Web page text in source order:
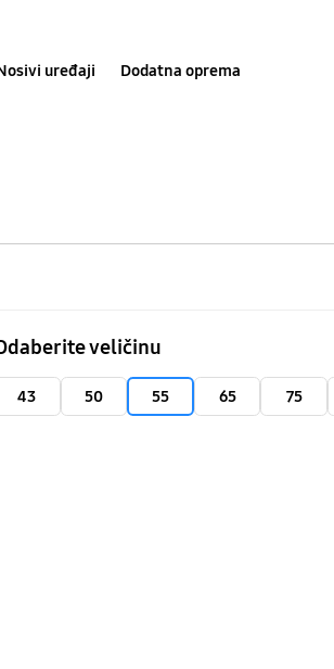
uređaji Dodatna oprema
veličinu
43 50 55 65 75